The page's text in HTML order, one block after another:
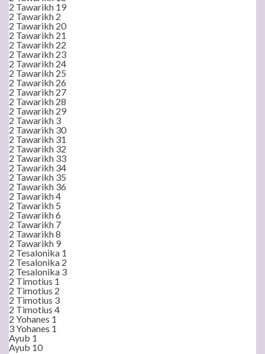
2 Tawarikh 19
2 Tawarikh 2
2 Tawarikh 20
2 Tawarikh 21
2 Tawarikh 22
2 Tawarikh 23
2 Tawarikh 24
2 Tawarikh 25
2 Tawarikh 26
2 Tawarikh 27
2 Tawarikh 28
2 Tawarikh 29
2 Tawarikh 3
2 Tawarikh 30
2 Tawarikh 31
2 Tawarikh 32
2 Tawarikh 33
2 Tawarikh 34
2 Tawarikh 35
2 Tawarikh 36
2 Tawarikh 4
2 Tawarikh 5
2 Tawarikh 6
2 Tawarikh 7
2 Tawarikh 8
2 Tawarikh 9
2 Tesalonika 1
2 Tesalonika 2
2 Tesalonika 3
2 Timotius 1
2 Timotius 2
2 Timotius 3
2 Timotius 4
2 Yohanes 1
3 Yohanes 1
Ayub 1
Ayub 10